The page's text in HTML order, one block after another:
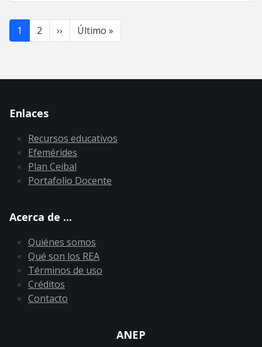
Paginación
1 2 ›› Siguiente página
Último »
Enlaces
Recursos educativos
Efemérides
Plan Ceibal
Portafolio Docente
Acerca de ...
Quiénes somos
Qué son los REA
Términos de uso
Créditos
Contacto
ANEP